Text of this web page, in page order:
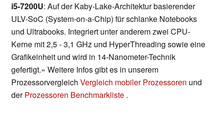
i5-7200U: Auf der Kaby-Lake-Architektur basierender
ULV-SoC (System-on-a-Chip) für schlanke Notebooks
und Ultrabooks. Integriert unter anderem zwei CPU-
Kerne mit 2,5 - 3,1 GHz und HyperThreading sowie eine
Grafikeinheit und wird in 14-Nanometer-Technik
gefertigt.» Weitere Infos gibt es in unserem
Prozessorvergleich Vergleich mobiler Prozessoren und
derProzessoren Benchmarkliste .